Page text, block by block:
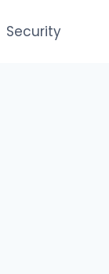
Security